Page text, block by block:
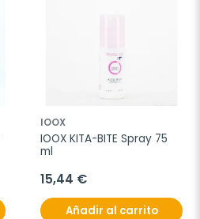
IOOX
IOOX KITA-BITE Spray 75
ml
15,44 €
Añadir al carrito